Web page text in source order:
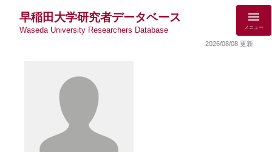
早稲田大学研究者データベース
Waseda University Researchers Database メニュー
2026/08/08 更新